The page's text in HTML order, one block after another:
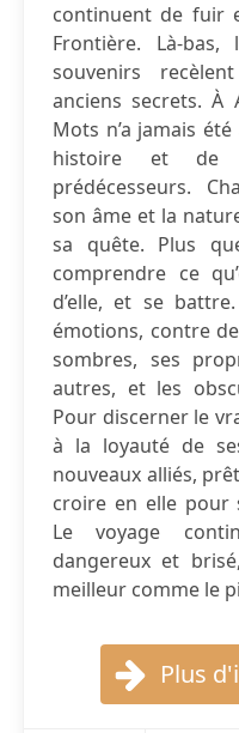
continuent de fuir
Frontière. Là-
souvenirs
anciens secrets. À
Mots n’a jamais
histoire et de
prédécesseurs.
son âme et la
sa quête. Plus
comprendre ce
d’elle, et se
émotions, contre
sombres, ses
autres, et les
Pour discerner le
à la loyauté de
nouveaux alliés,
croire en elle pour
Le voyage
dangereux et
meilleur comme le
Plus